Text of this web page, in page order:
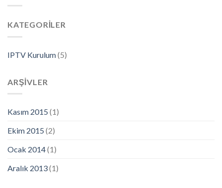
KATEGORILER
IPTV Kurulum(5)
ARŞIVLER
Kasım 2015 (1)
Ekim 2015 (2)
Ocak 2014(1)
Aralık 2013(1)